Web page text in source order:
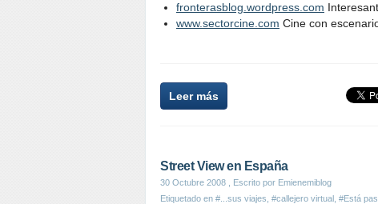
fronterasblog.wordpress.com
www.sectorcine.com Cine con
Leer más
Street View en España
30 Octubre 2008 , Escrito por Emienemiblog
Etiquetado en #...sus viajes #callejero virtual #Está